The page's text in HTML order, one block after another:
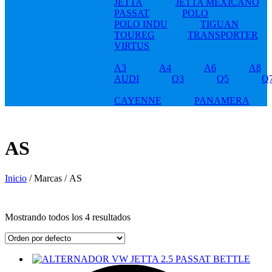
JETTA
JETTA MEXICANO
PASSAT
POLO
POLO INDU
TIGUAN
TOUREG
TRANSPORTER
VIRTUS
A3 A4 A6
A8
AUDI
Q3 Q5
CAYENNE PANAMERA
AS
Inicio / Marcas / AS
Mostrando todos los 4 resultados